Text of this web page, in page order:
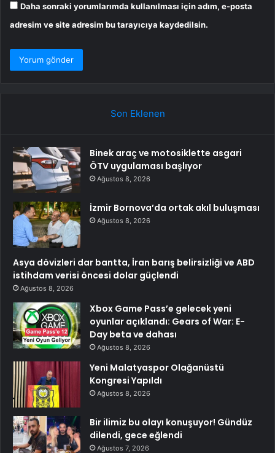
Daha sonraki yorumlarımda kullanılması için adım, e-posta
adresim ve site adresim bu tarayıcıya kaydedilsin.
Son Eklenen
Binek araç ve motosiklette asgari
ÖTV uygulaması başlıyor
Ağustos 8, 2026
İzmir Bornova’da ortak akıl buluşması
Ağustos 8, 2026
Asya dövizleri dar bantta, İran barış belirsizliği ve ABD
istihdam verisi öncesi dolar güçlendi
Ağustos 8, 2026
Xbox Game Pass’e gelecek yeni
oyunlar açıklandı: Gears of War: E-
Day beta ve dahası
Ağustos 8, 2026
Yeni Malatyaspor Olağanüstü
Kongresi Yapıldı
Ağustos 8, 2026
Bir ilimiz bu olayı konuşuyor! Gündüz
dilendi, gece eğlendi
Ağustos 7, 2026